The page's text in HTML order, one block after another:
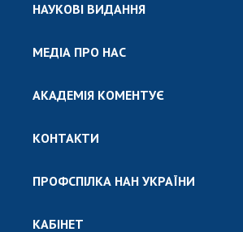
НАУКОВІ ВИДАННЯ
МЕДІА ПРО НАС
АКАДЕМІЯ КОМЕНТУЄ
КОНТАКТИ
ПРОФСПІЛКА НАН УКРАЇНИ
КАБІНЕТ